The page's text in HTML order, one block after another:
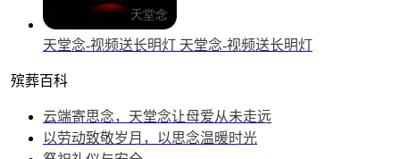
天堂念-视频送长明灯 天堂念-视频送长明灯
殡葬百科
云端寄思念，天堂念让母爱从未走远
以劳动致敬岁月，以思念温暖时光